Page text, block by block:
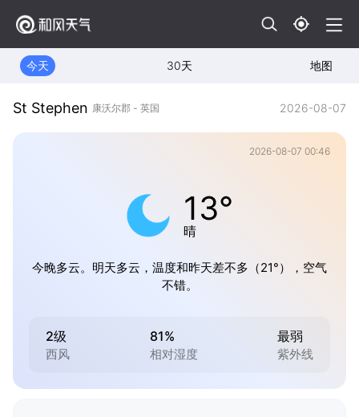
今天 30天 地图
St Stephen 康沃尔郡 - 英国 2026-08-07
2026-08-07 00:46
13°
晴
今晚多云。明天多云，温度和昨天差不多（21°），空气
不错。
2级
西风
81%
相对湿度
最弱
紫外线